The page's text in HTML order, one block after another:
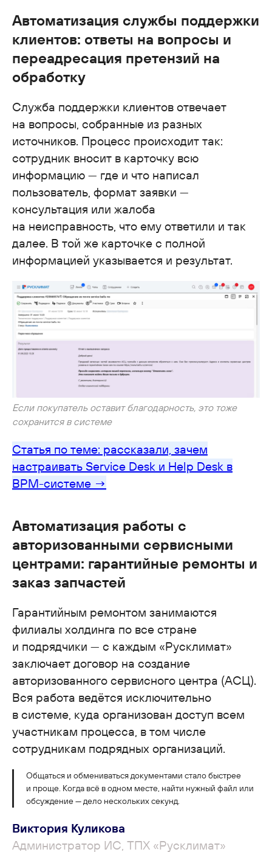
Автоматизация службы поддержки
клиентов: ответы на вопросы и
переадресация претензий на
обработку
Служба поддержки клиентов отвечает
на вопросы, собранные из разных
источников. Процесс происходит так:
сотрудник вносит в карточку всю
информацию — где и что написал
пользователь, формат заявки —
консультация или жалоба
на неисправность, что ему ответили и так
далее. В той же карточке с полной
информацией указывается и результат.
Если покупатель оставит благодарность, это тоже
сохранится в системе
Статья по теме: рассказали, зачем
настраивать Service Desk и Help Desk в
BPM-системе →
Автоматизация работы с
авторизованными сервисными
центрами: гарантийные ремонты и
заказ запчастей
Гарантийным ремонтом занимаются
филиалы холдинга по все стране
и подрядчики — с каждым «Русклимат»
заключает договор на создание
авторизованного сервисного центра (АСЦ).
Вся работа ведётся исключительно
в системе, куда организован доступ всем
участникам процесса, в том числе
сотрудникам подрядных организаций.
Общаться и обмениваться документами стало быстрее
и проще. Когда всё в одном месте, найти нужный файл или
обсуждение — дело нескольких секунд.
Виктория Куликова
Администратор ИС, ТПХ «Русклимат»